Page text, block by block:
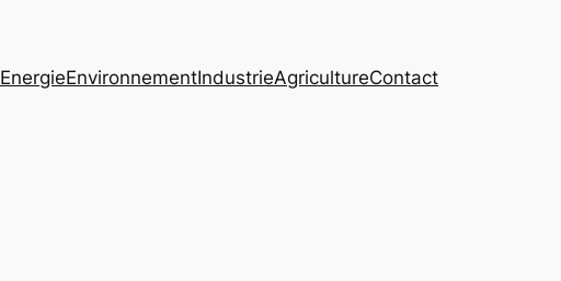
EnergieEnvironnementIndustrieAgricultureContact